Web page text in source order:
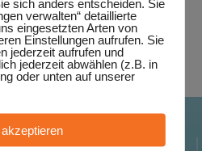
sich anders entscheiden. Sie
verwalten“ detaillierte
eingesetzten Arten von
Einstellungen aufrufen. Sie
jederzeit aufrufen und
jederzeit abwählen (z.B. in
oder unten auf unserer
akzeptieren